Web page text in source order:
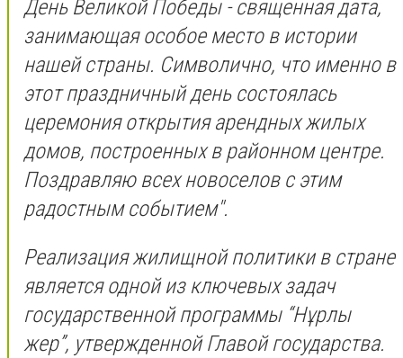
День Великой Победы - священная дата,
занимающая особое место в истории
нашей страны. Символично, что именно в
этот праздничный день состоялась
церемония открытия арендных жилых
домов, построенных в районном центре.
Поздравляю всех новоселов с этим
радостным событием".
Реализация жилищной политики в стране
является одной из ключевых задач
государственной программы “Нұрлы
жер”, утвержденной Главой государства.